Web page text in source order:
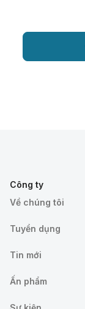
Công ty
Về chúng tôi
Tuyển dụng
Tin mới
Ấn phẩm